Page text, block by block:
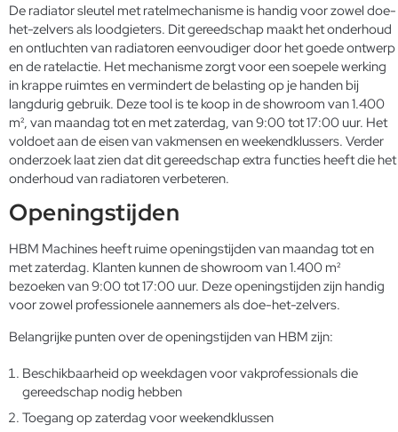
De radiator sleutel met ratelmechanisme is handig voor zowel doe-
het-zelvers als loodgieters. Dit gereedschap maakt het onderhoud
en ontluchten van radiatoren eenvoudiger door het goede ontwerp
en de ratelactie. Het mechanisme zorgt voor een soepele werking
in krappe ruimtes en vermindert de belasting op je handen bij
langdurig gebruik. Deze tool is te koop in de showroom van 1.400
m², van maandag tot en met zaterdag, van 9:00 tot 17:00 uur. Het
voldoet aan de eisen van vakmensen en weekendklussers. Verder
onderzoek laat zien dat dit gereedschap extra functies heeft die het
onderhoud van radiatoren verbeteren.
Openingstijden
HBM Machines heeft ruime openingstijden van maandag tot en
met zaterdag. Klanten kunnen de showroom van 1.400 m²
bezoeken van 9:00 tot 17:00 uur. Deze openingstijden zijn handig
voor zowel professionele aannemers als doe-het-zelvers.
Belangrijke punten over de openingstijden van HBM zijn:
Beschikbaarheid op weekdagen voor vakprofessionals die
gereedschap nodig hebben
Toegang op zaterdag voor weekendklussen